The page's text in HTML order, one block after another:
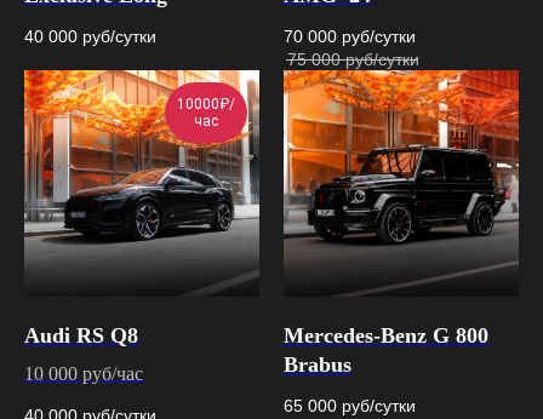
40 000 руб/сутки 70 000
руб/сутки
75 000
руб/сутки
10000₽/
час
Audi RS Q8
10 000 руб/час
40 000 руб/сутки
Mercedes-Benz G 800
Brabus
65 000 руб/сутки